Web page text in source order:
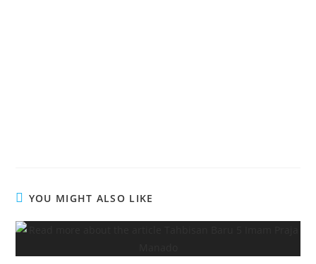
YOU MIGHT ALSO LIKE